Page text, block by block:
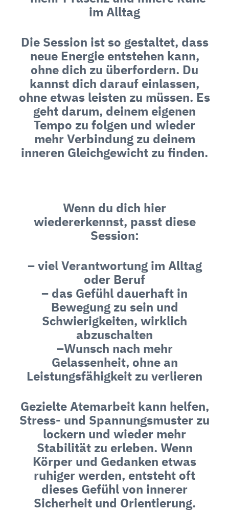
im Alltag
Die Session ist so gestaltet, dass
neue Energie entstehen kann,
ohne dich zu überfordern. Du
kannst dich darauf einlassen,
ohne etwas leisten zu müssen. Es
geht darum, deinem eigenen
Tempo zu folgen und wieder
mehr Verbindung zu deinem
inneren Gleichgewicht zu finden.
Wenn du dich hier
wiedererkennst, passt diese
Session:
– viel Verantwortung im Alltag
oder Beruf
– das Gefühl dauerhaft in
Bewegung zu sein und
Schwierigkeiten, wirklich
abzuschalten
–Wunsch nach mehr
Gelassenheit, ohne an
Leistungsfähigkeit zu verlieren
Gezielte Atemarbeit kann helfen,
Stress- und Spannungsmuster zu
lockern und wieder mehr
Stabilität zu erleben. Wenn
Körper und Gedanken etwas
ruhiger werden, entsteht oft
dieses Gefühl von innerer
Sicherheit und Orientierung.